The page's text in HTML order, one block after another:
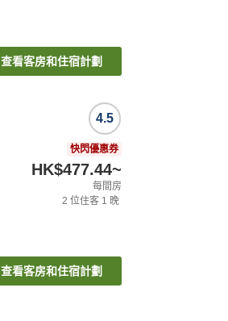
查看客房和住宿計劃
4.5
快閃優惠券
HK$477.44~
每間房
2 位住客 1 晚
查看客房和住宿計劃